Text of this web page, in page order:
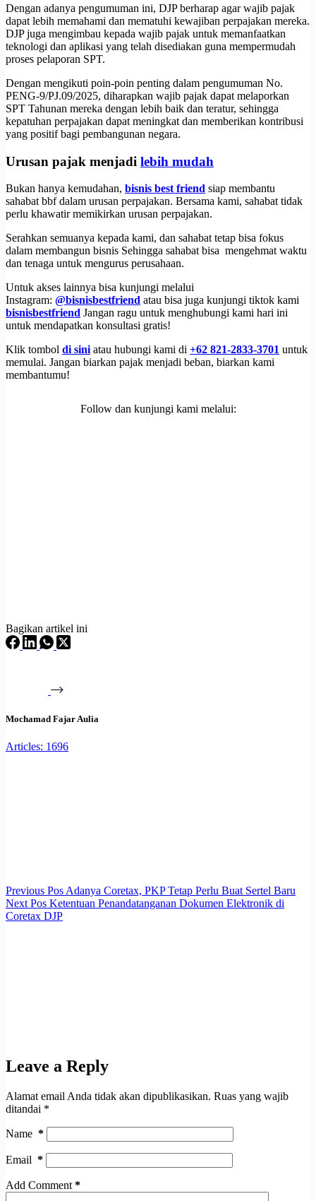
Dengan adanya pengumuman ini, DJP berharap agar wajib pajak
dapat lebih memahami dan mematuhi kewajiban perpajakan mereka.
DJP juga mengimbau kepada wajib pajak untuk memanfaatkan
teknologi dan aplikasi yang telah disediakan guna mempermudah
proses pelaporan SPT.
Dengan mengikuti poin-poin penting dalam pengumuman No.
PENG-9/PJ.09/2025, diharapkan wajib pajak dapat melaporkan
SPT Tahunan mereka dengan lebih baik dan teratur, sehingga
kepatuhan perpajakan dapat meningkat dan memberikan kontribusi
yang positif bagi pembangunan negara.
Urusan pajak menjadi lebih mudah
Bukan hanya kemudahan, bisnis best friend siap membantu
sahabat bbf dalam urusan perpajakan. Bersama kami, sahabat tidak
perlu khawatir memikirkan urusan perpajakan.
Serahkan semuanya kepada kami, dan sahabat tetap bisa fokus
dalam membangun bisnis Sehingga sahabat bisa mengehmat waktu
dan tenaga untuk mengurus perusahaan.
Untuk akses lainnya bisa kunjungi melalui
Instagram: @bisnisbestfriend atau bisa juga kunjungi tiktok kami
bisnisbestfriend Jangan ragu untuk menghubungi kami hari ini
untuk mendapatkan konsultasi gratis!
Klik tombol di sini atau hubungi kami di +62 821-2833-3701 untuk
memulai. Jangan biarkan pajak menjadi beban, biarkan kami
membantumu!
Follow dan kunjungi kami melalui:
Bagikan artikel ini
Mochamad Fajar Aulia
Articles: 1696
Previous Pos Adanya Coretax, PKP Tetap Perlu Buat Sertel Baru
Next Pos Ketentuan Penandatanganan Dokumen Elektronik di
Coretax DJP
Leave a Reply
Alamat email Anda tidak akan dipublikasikan. Ruas yang wajib
ditandai *
Name *
Email *
Add Comment *